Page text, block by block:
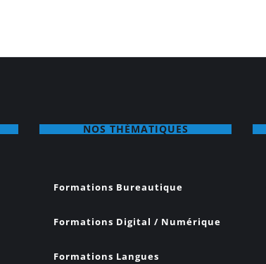
NOS THÉMATIQUES
Formations Bureautique
Formations Digital / Numérique
Formations Langues